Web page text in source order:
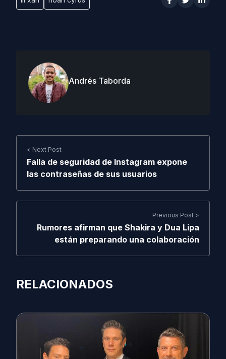
Andrés Taborda
< Next Post
Falla de seguridad de Instagram expone
las contraseñas de sus usuarios
Previous Post >
Rumores afirman que Shakira y Dua Lipa
están preparando una colaboración
RELACIONADOS